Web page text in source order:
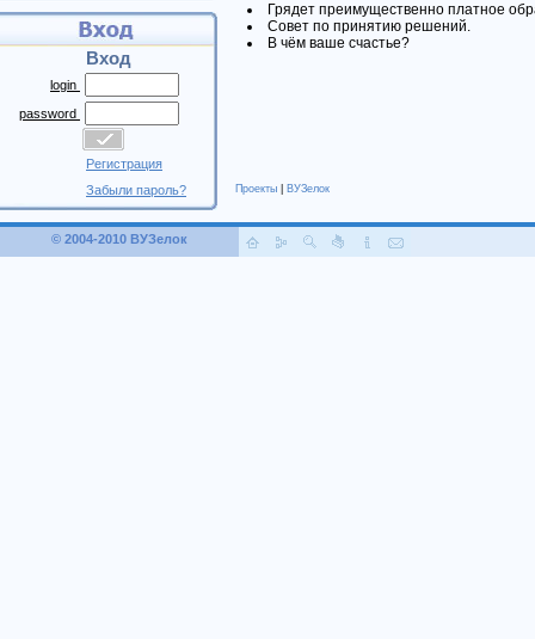
Вход
login
password
Регистрация
Забыли пароль?
Грядет преимущественно платное
Совет по принятию решений.
В чём ваше счастье?
Проекты ВУЗелок
© 2004-2010 ВУЗелок